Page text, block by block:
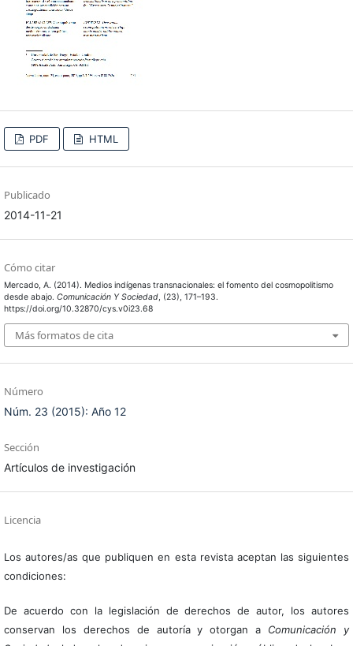
PDF HTML
Publicado
2014-11-21
Cómo citar
Mercado, A. (2014). Medios indígenas transnacionales: el fomento del cosmopolitismo
desde abajo. Comunicación Y Sociedad, (23), 171–193.
https://doi.org/10.32870/cys.v0i23.68
Más formatos de cita
Número
Núm. 23 (2015): Año 12
Sección
Artículos de investigación
Licencia
Los autores/as que publiquen en esta revista aceptan las siguientes
condiciones:
De acuerdo con la legislación de derechos de autor, los autores
conservan los derechos de autoría y otorgan a Comunicación y